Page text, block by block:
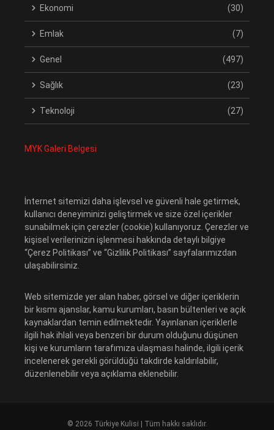
Ekonomi (30)
Emlak (7)
Genel (497)
Sağlık (23)
Teknoloji (27)
MYK Galeri Belgesi
İnternet sitemizi daha işlevsel ve güvenli hale getirmek,
kullanıcı deneyiminizi geliştirmek ve size özel içerikler
sunabilmek için çerezler (cookie) kullanıyoruz. Çerezler ve
kişisel verilerinizin işlenmesi hakkında detaylı bilgiye
“Çerez Politikası” ve “Gizlilik Politikası” sayfalarımızdan
ulaşabilirsiniz.
Web sitemizde yer alan haber, görsel ve diğer içeriklerin
bir kısmı ajanslar, kamu kurumları, basın bültenleri ve açık
kaynaklardan temin edilmektedir. Yayınlanan içeriklerle
ilgili hak ihlali veya benzeri bir durum olduğunu düşünen
kişi ve kurumların tarafımıza ulaşması halinde, ilgili içerik
incelenerek gerekli görüldüğü takdirde kaldırılabilir,
düzenlenebilir veya açıklama eklenebilir.
© 2026 Türkiye Kulisi | Tüm hakkı saklıdır.